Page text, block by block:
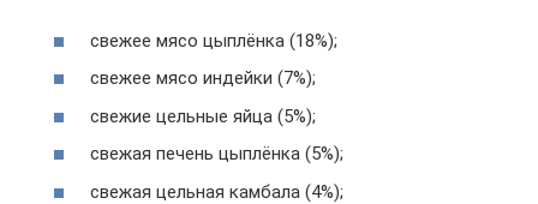
свежее мясо цыплёнка (18%);
свежее мясо индейки (7%);
свежие цельные яйца (5%);
свежая печень цыплёнка (5%);
свежая цельная камбала (4%);